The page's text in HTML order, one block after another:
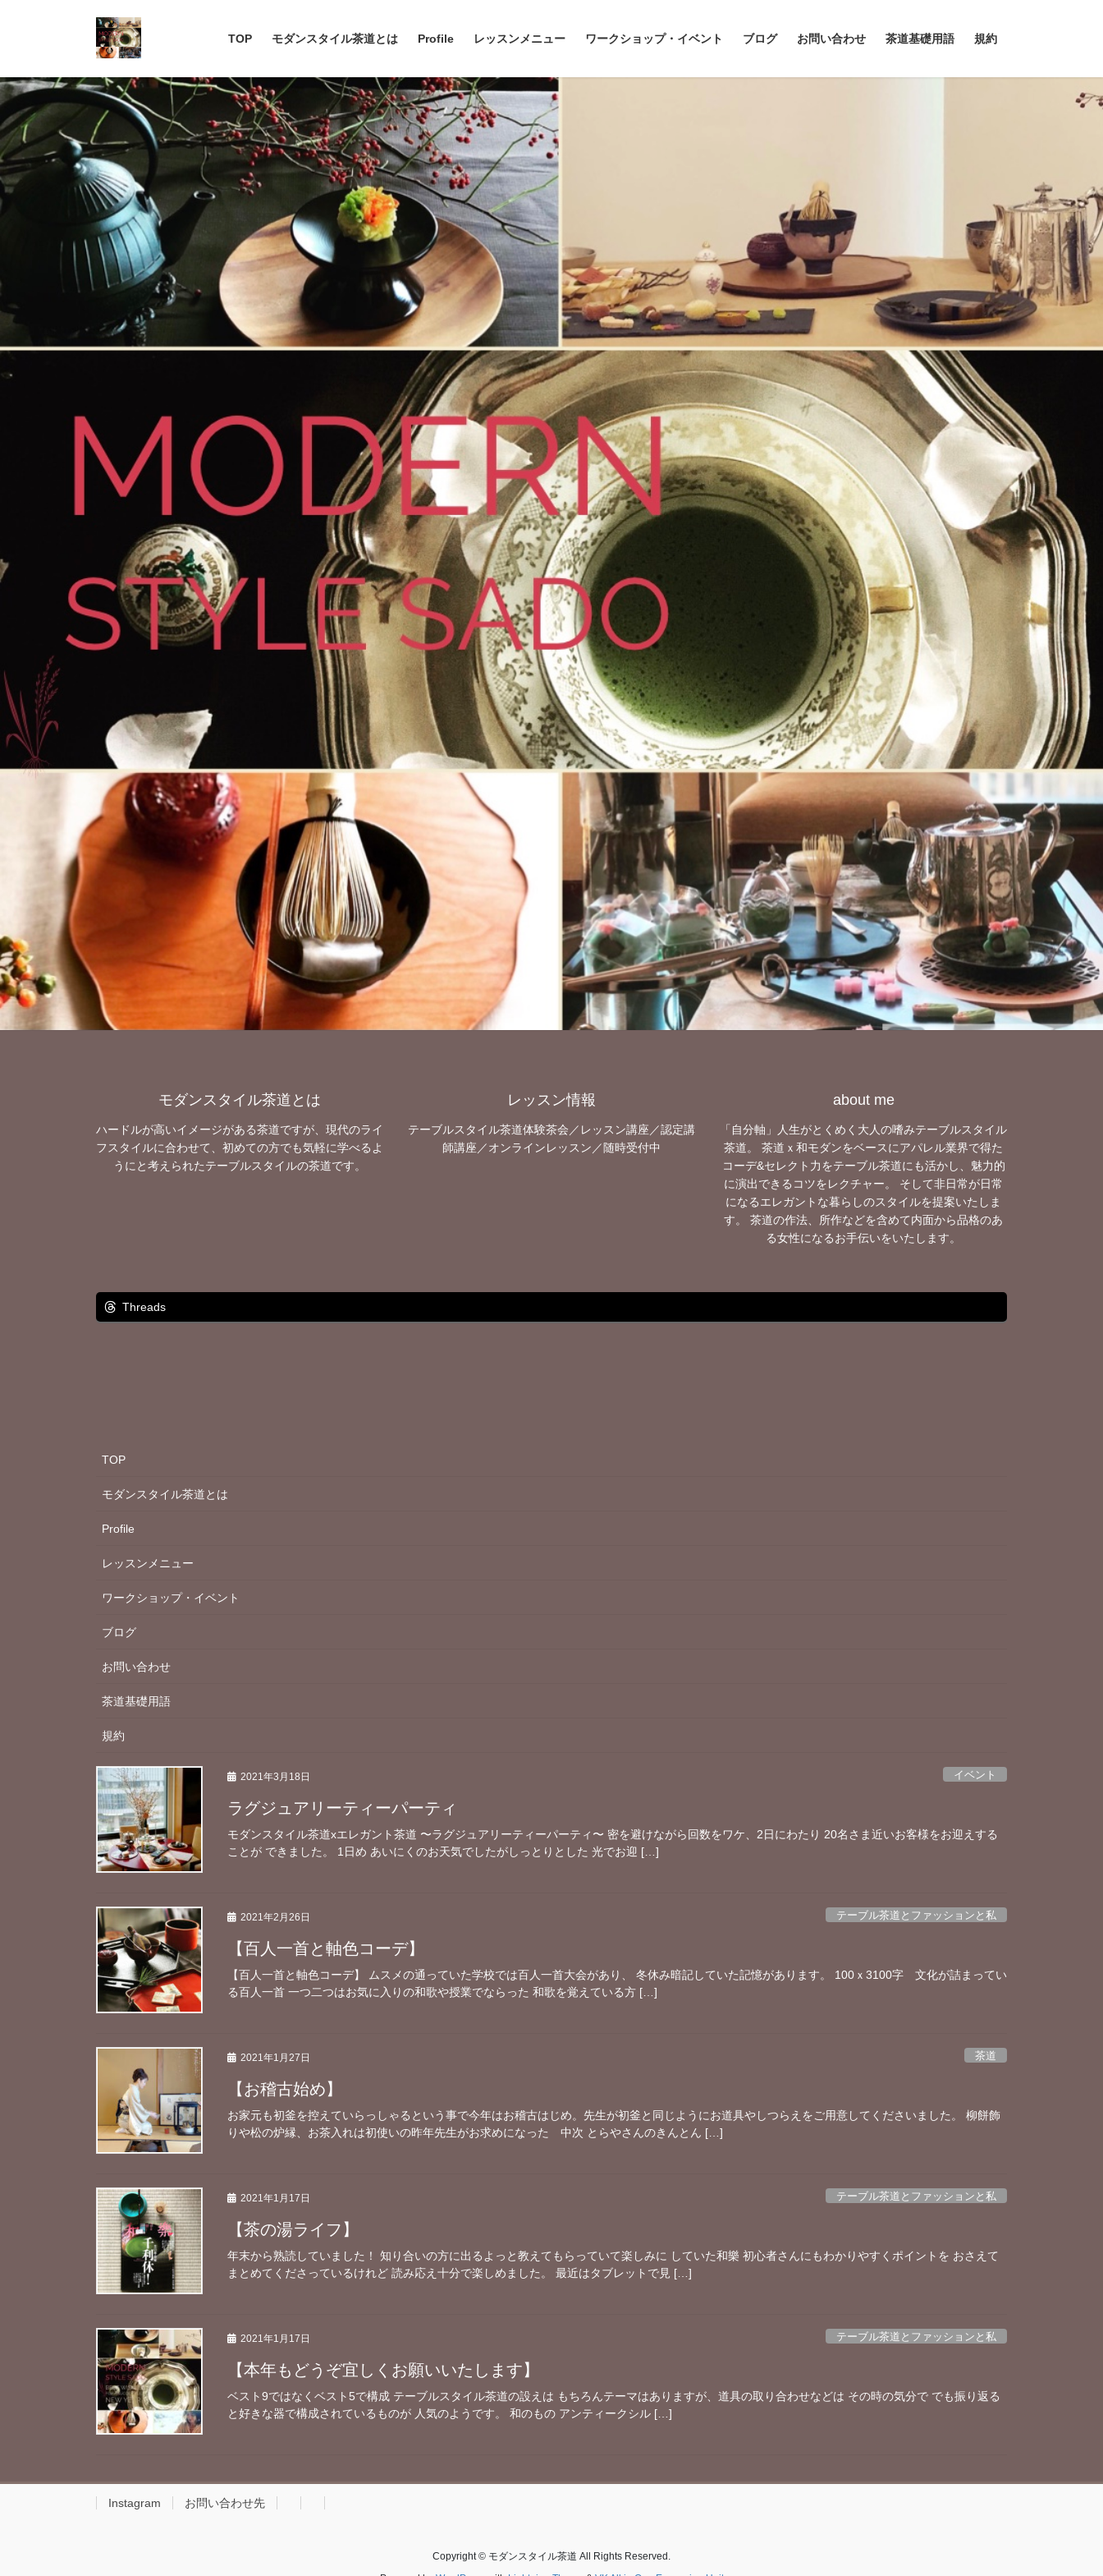
ツ
へ
ス
キ
ッ
プ
シ
ョ
ン
に
移
動
TOP モダンスタイル茶道とは Profile レッスンメニュー ワークショップ・イベント ブログ お問い合わせ 茶道基礎用語 規約
モダンスタイル茶道とは
ハードルが高いイメージがある茶道ですが、現代のライ
フスタイルに合わせて、初めての方でも気軽に学べるよ
うにと考えられたテーブルスタイルの茶道です。
レッスン情報
テーブルスタイル茶道体験茶会／レッスン講座／認定講
師講座／オンラインレッスン／随時受付中
about me
「自分軸」人生がとくめく大人の嗜みテーブルスタイル
茶道。 茶道ｘ和モダンをベースにアパレル業界で得た
コーデ&セレクト力をテーブル茶道にも活かし、魅力的
に演出できるコツをレクチャー。 そして非日常が日常
になるエレガントな暮らしのスタイルを提案いたしま
す。 茶道の作法、所作などを含めて内面から品格のあ
る女性になるお手伝いをいたします。
Threads
TOP
モダンスタイル茶道とは
Profile
レッスンメニュー
ワークショップ・イベント
ブログ
お問い合わせ
茶道基礎用語
規約
2021年3月18日 イベント
ラグジュアリーティーパーティ
モダンスタイル茶道xエレガント茶道 〜ラグジュアリーティーパーティ〜 密を避けながら回数をワケ、2日にわたり 20名さま近いお客様をお迎えする
ことが できました。 1日め あいにくのお天気でしたがしっとりとした 光でお迎 […]
2021年2月26日 テーブル茶道とファッションと私
【百人一首と軸色コーデ】
【百人一首と軸色コーデ】 ムスメの通っていた学校では百人一首大会があり、 冬休み暗記していた記憶があります。 100ｘ3100字 文化が詰まってい
る百人一首 一つ二つはお気に入りの和歌や授業でならった 和歌を覚えている方 […]
2021年1月27日 茶道
【お稽古始め】
お家元も初釜を控えていらっしゃるという事で今年はお稽古はじめ。先生が初釜と同じようにお道具やしつらえをご用意してくださいました。 柳餅飾
りや松の炉縁、お茶入れは初使いの昨年先生がお求めになった 中次 とらやさんのきんとん […]
2021年1月17日 テーブル茶道とファッションと私
【茶の湯ライフ】
年末から熟読していました！ 知り合いの方に出るよっと教えてもらっていて楽しみに していた和樂 初心者さんにもわかりやすくポイントを おさえて
まとめてくださっているけれど 読み応え十分で楽しめました。 最近はタブレットで見 […]
2021年1月17日 テーブル茶道とファッションと私
【本年もどうぞ宜しくお願いいたします】
ベスト9ではなくベスト5で構成 テーブルスタイル茶道の設えは もちろんテーマはありますが、道具の取り合わせなどは その時の気分で でも振り返る
と好きな器で構成されているものが 人気のようです。 和のもの アンティークシル […]
Instagram お問い合わせ先
Copyright © モダンスタイル茶道 All Rights Reserved.